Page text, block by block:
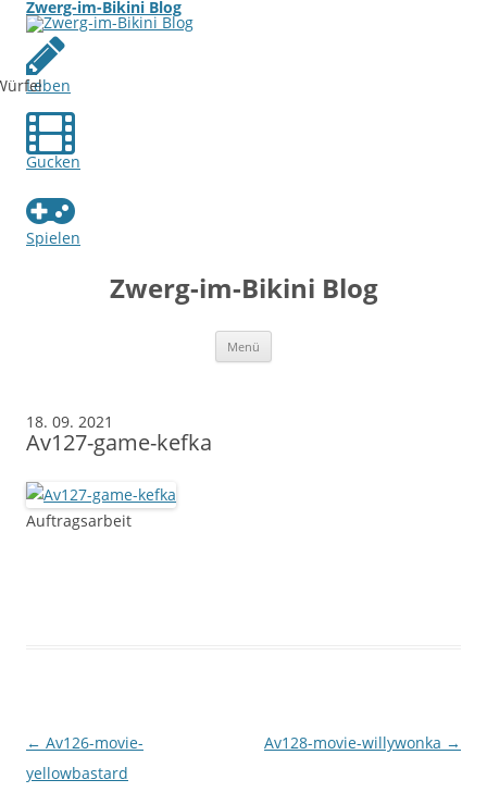
Zwerg-im-Bikini Blog
Leben
Gucken
Spielen
Zwerg-im-Bikini Blog
Menü
18. 09. 2021
Av127-game-kefka
Auftragsarbeit
Beitrags-
Navigation
← Av126-movie-
yellowbastard
Av128-movie-willywonka →